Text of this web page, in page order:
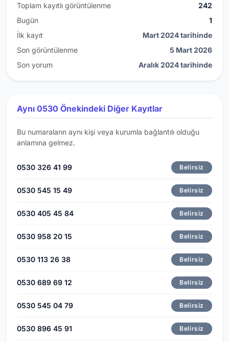
Toplam kayıtlı görüntülenme
242
Bugün
1
İlk kayıt
Mart 2024 tarihinde
Son görüntülenme
5 Mart 2026
Son yorum
Aralık 2024 tarihinde
Aynı 0530 Önekindeki Diğer Kayıtlar
Bu numaraların aynı kişi veya kurumla bağlantılı olduğu
anlamına gelmez.
0530 326 41 99 Belirsiz
0530 545 15 49 Belirsiz
0530 405 45 84 Belirsiz
0530 958 20 15 Belirsiz
0530 113 26 38 Belirsiz
0530 689 69 12 Belirsiz
0530 545 04 79 Belirsiz
0530 896 45 91 Belirsiz